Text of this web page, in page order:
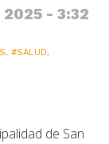
- 3:32
, #SALUD,
de San